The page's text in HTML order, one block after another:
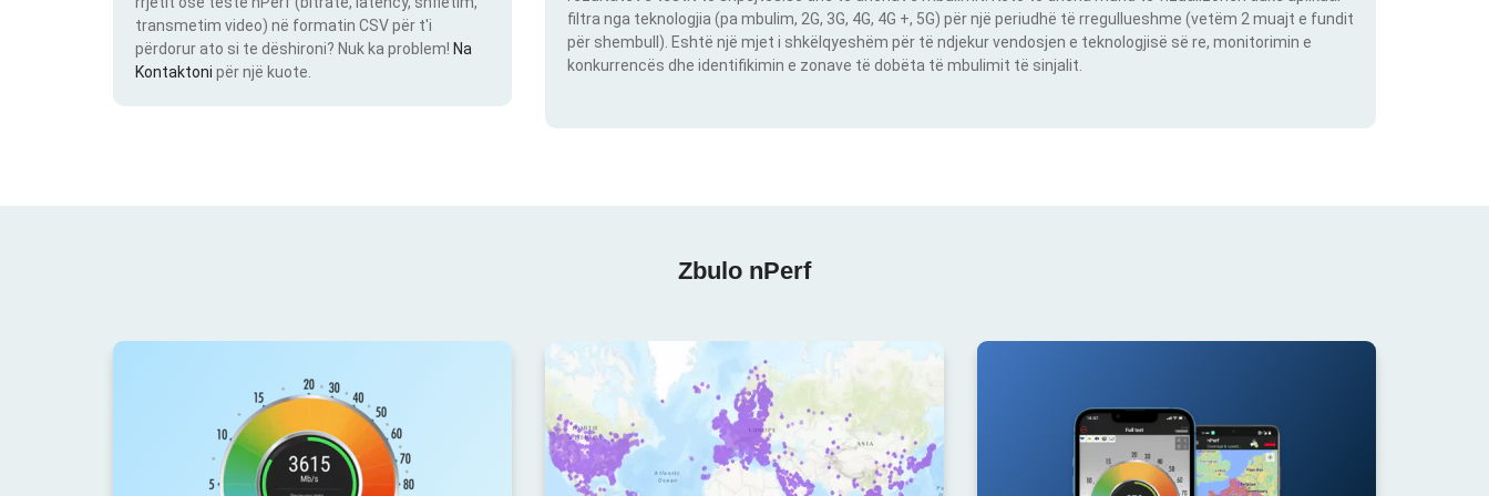
transmetim video) në formatin CSV për t'i
përdorur ato si te dëshironi? Nuk ka problem! Na
Kontaktoni për një kuote.
filtra nga teknologjia (pa mbulim, 2G, 3G, 4G, 4G +, 5G) për një periudhë të rregullueshme (vetëm 2 muajt e fundit
për shembull). Eshtë një mjet i shkëlqyeshëm për të ndjekur vendosjen e teknologjisë së re, monitorimin e
konkurrencës dhe identifikimin e zonave të dobëta të mbulimit të sinjalit.
Zbulo nPerf